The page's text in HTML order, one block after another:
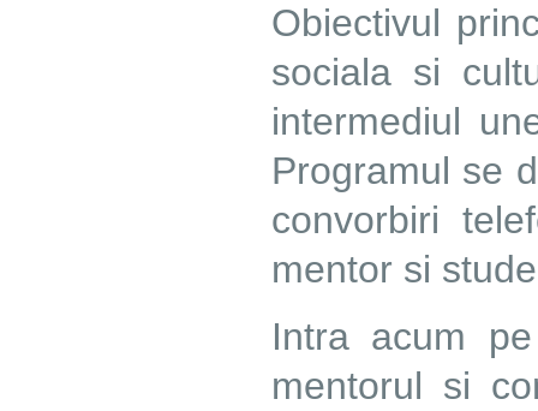
Obiectivul
sociala si
intermediul
Programul se
convorbiri
mentor si
Intra acum pe
mentorul si